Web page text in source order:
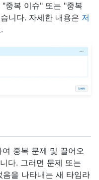
중복 이슈" 또는 "중복
니다. 자세한 내용은 저
여 중복 문제 및 끌어오
다. 그러면 문제 또는
을 나타내는 새 타임라